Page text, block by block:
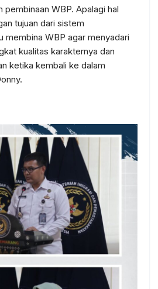
pembinaan WBP. Apalagi hal
tujuan dari sistem
membina WBP agar menyadari
kualitas karakternya dan
ketika kembali ke dalam